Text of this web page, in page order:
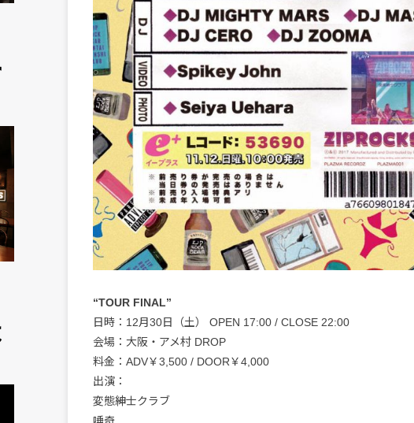
“TOUR FINAL”
日時：12月30日（土） OPEN 17:00 / CLOSE 22:00
会場：大阪・アメ村 DROP
料金：ADV￥3,500 / DOOR￥4,000
出演：
変態紳士クラブ